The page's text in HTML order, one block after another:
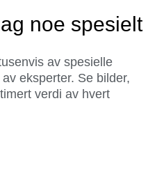
noe spesielt
av spesielle
eksperter. Se bilder,
verdi av hvert